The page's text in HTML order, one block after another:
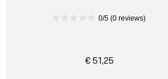
0/5 (0 reviews)
€ 51,25